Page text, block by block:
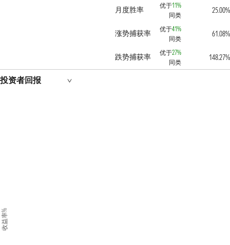
月度胜率 优于11%
同类
25.00%
涨势捕获率 优于41%
同类
61.08%
跌势捕获率 优于27%
同类
148.27%
投资者回报
收益率%